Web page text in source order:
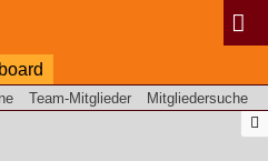
Team-Mitglieder Mitgliedersuche